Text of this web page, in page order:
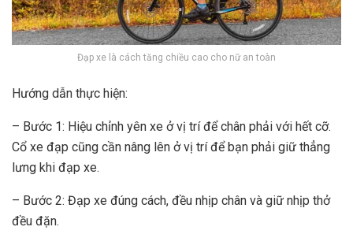
Đạp xe là cách tăng chiều cao cho nữ an toàn
Hướng dẫn thực hiện:
– Bước 1: Hiệu chỉnh yên xe ở vị trí để chân phải với hết cỡ.
Cổ xe đạp cũng cần nâng lên ở vị trí để bạn phải giữ thẳng
lưng khi đạp xe.
– Bước 2: Đạp xe đúng cách, đều nhịp chân và giữ nhịp thở
đều đặn.